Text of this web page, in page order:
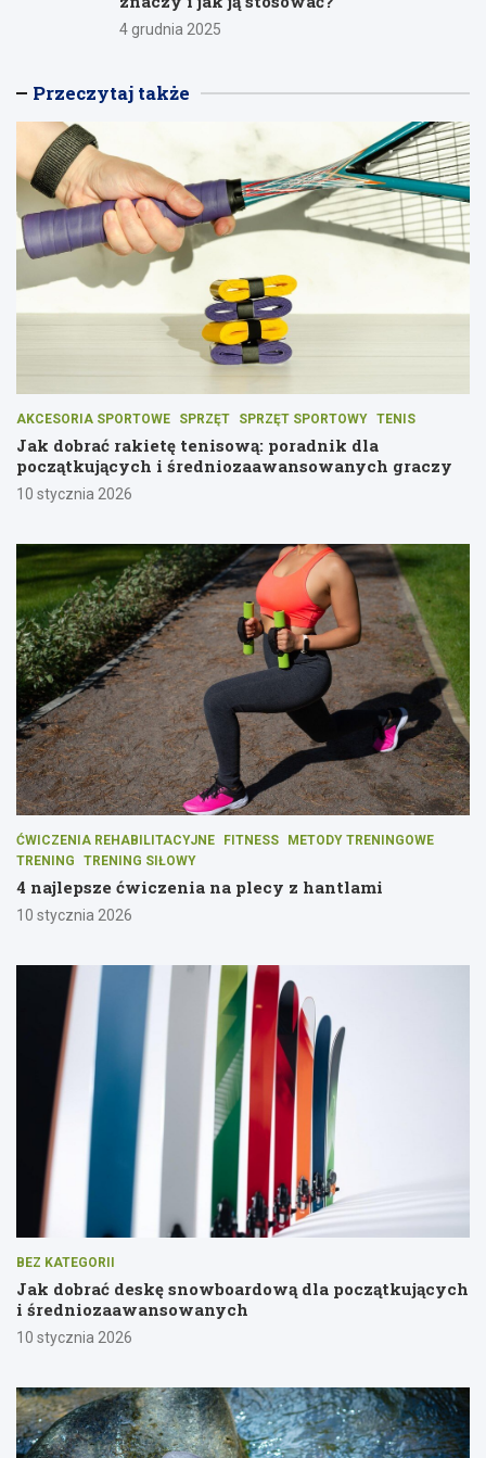
4 grudnia 2025
Przeczytaj także
AKCESORIA SPORTOWE SPRZĘT SPRZĘT SPORTOWY TENIS
Jak dobrać rakietę tenisową: poradnik dla
początkujących i średniozaawansowanych graczy
10 stycznia 2026
ĆWICZENIA REHABILITACYJNE FITNESS
METODY TRENINGOWE
TRENING
TRENING SIŁOWY
4 najlepsze ćwiczenia na plecy z hantlami
10 stycznia 2026
BEZ KATEGORII
Jak dobrać deskę snowboardową dla początkujących
i średniozaawansowanych
10 stycznia 2026